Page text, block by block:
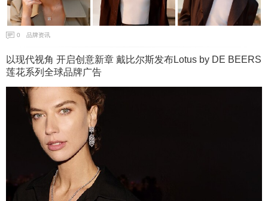
0 品牌资讯
以现代视角 开启创意新章 戴比尔斯发布Lotus by DE BEERS
莲花系列全球品牌广告